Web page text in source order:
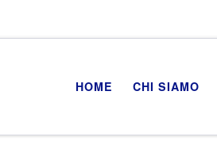
HOME CHI SIAMO